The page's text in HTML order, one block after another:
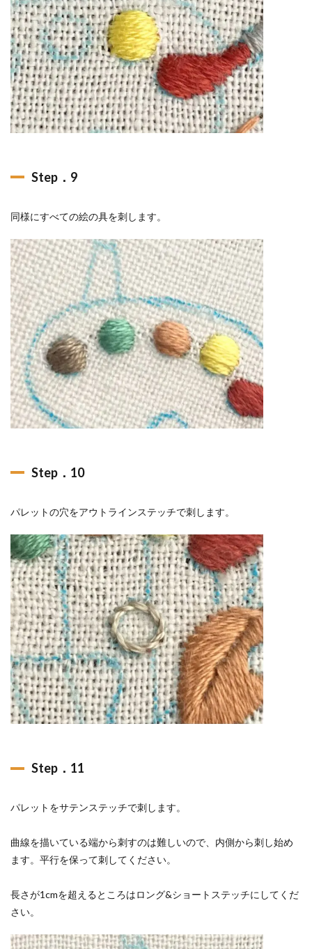
Step．9
同様にすべての絵の具を刺します。
Step．10
パレットの穴をアウトラインステッチで刺します。
Step．11
パレットをサテンステッチで刺します。
曲線を描いている端から刺すのは難しいので、内側から刺し始め
ます。平行を保って刺してください。
長さが1cmを超えるところはロング&ショートステッチにしてくだ
さい。